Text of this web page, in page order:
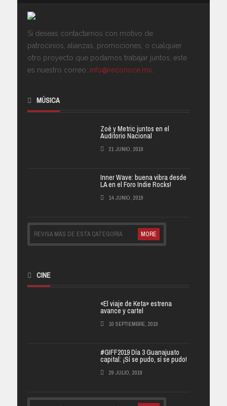
Si deseas contactarnos con motivo de
patrocinios, alianzas, promociones, o cualquier
otro proyecto que podamos trabajar juntos, este
es nuestro correo: info@reconoce.mx
MÚSICA
Zoé y Metric juntos en el
Auditorio Nacional
21 JUNIO, 2019
Inner Wave: buena vibra desde
LA en el Foro Indie Rocks!
14 JUNIO, 2019
REVISA MÁS DE ESTA CATEGORÍA MORE
CINE
«El viaje de Keta» estrena
avance y cartel
10 SEPTIEMBRE, 2019
#GIFF2019 Día 3 Guanajuato
capital: ¡Sí se pudo, sí se pudo!
29 JULIO, 2019